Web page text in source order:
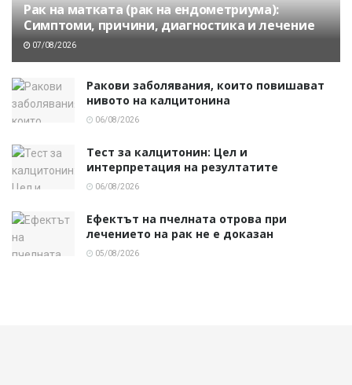
Рак на матката (рак на ендометриума):
Симптоми, причини, диагностика и лечение
07/08/2026
Ракови заболявания, които повишават
нивото на калцитонина
06/08/2026
Тест за калцитонин: Цел и
интерпретация на резултатите
06/08/2026
Ефектът на пчелната отрова при
лечението на рак не е доказан
05/08/2026